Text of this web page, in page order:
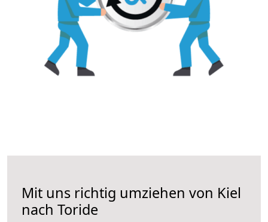
Mit uns richtig umziehen von Kiel
nach Toride